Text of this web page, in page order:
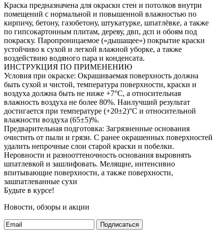
Краска предназначена для окраски стен и потолков внутри
помещений с нормальной и повышенной влажностью по
кирпичу, бетону, газобетону, штукатурке, шпатлёвке, а также
по гипсокартонным плитам, дереву, двп, дсп и обоям под
покраску. Паропроницаемое («дышащее») покрытие краски
устойчиво к сухой и легкой влажной уборке, а также
воздействию водяного пара и конденсата.
ИНСТРУКЦИЯ ПО ПРИМЕНЕНИЮ
Условия при окраске: Окрашиваемая поверхность должна
быть сухой и чистой, температура поверхности, краски и
воздуха должна быть не ниже +7°С, а относительная
влажность воздуха не более 80%. Наилучший результат
достигается при температуре (+20±2)°C и относительной
влажности воздуха (65±5)%.
Предварительная подготовка: Загрязненные основания
очистить от пыли и грязи. С ранее окрашенных поверхностей
удалить непрочные слои старой краски и побелки.
Неровности и разнооттеночность основания выровнять
шпатлевкой и зашлифовать. Мелящие, интенсивно
впитывающие поверхности, а также поверхности,
зашпатлеванные сухи
Будьте в курсе!
Новости, обзоры и акции
Подписаться